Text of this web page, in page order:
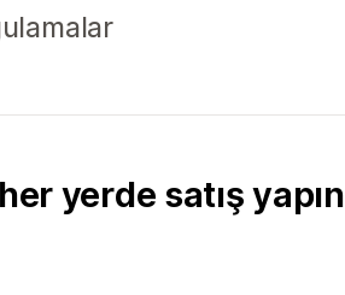
yerde satış yapın